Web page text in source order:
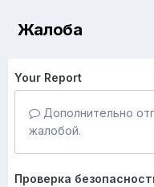
Жалоба
Your Report
Дополнительно
жалобой.
Проверка